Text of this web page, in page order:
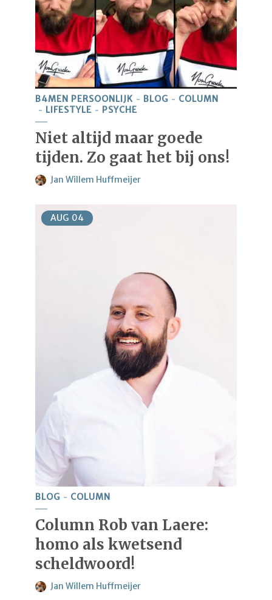
B4MEN PERSOONLIJK BLOG
COLUMN
LIFESTYLE
PSYCHE
Niet altijd maar goede
tijden. Zo gaat het bij ons!
Jan Willem Huffmeijer
AUG 04
BLOG COLUMN
Column Rob van Laere:
homo als kwetsend
scheldwoord!
Jan Willem Huffmeijer